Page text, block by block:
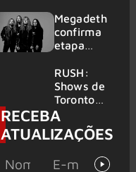
traz ao
Brasil um
repertório
atravessa
gerações
Megadeth
confirma
etapa
da turnê
de
despedida
para 2027
RUSH:
Shows de
Toronto
serão
filmados
para
filme
RECEBA
ATUALIZAÇÕES